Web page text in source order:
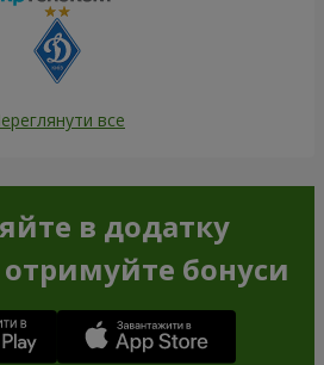
все
в додатку
отримуйте бонуси